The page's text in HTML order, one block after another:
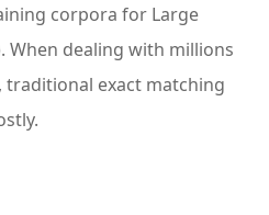
corpora for Large
When dealing with millions
exact matching